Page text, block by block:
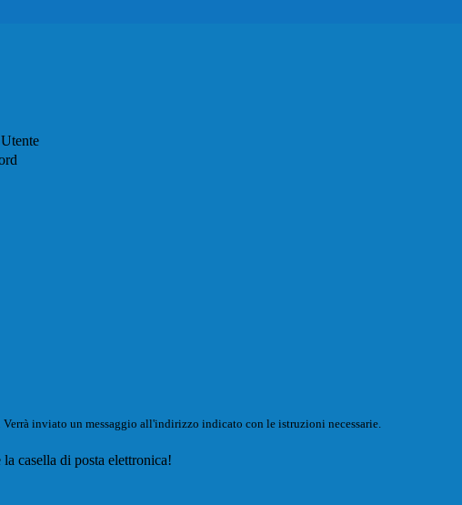
Verrà inviato un messaggio all'indirizzo indicato con le istruzioni necessarie.
casella di posta elettronica!